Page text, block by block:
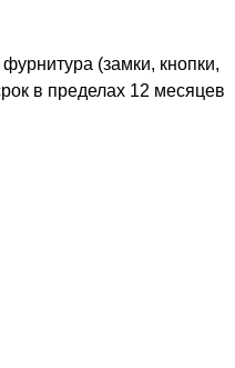
(замки, кнопки,
в пределах 12 месяцев